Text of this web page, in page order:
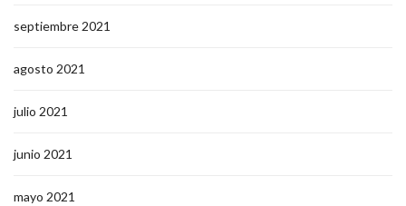
septiembre 2021
agosto 2021
julio 2021
junio 2021
mayo 2021